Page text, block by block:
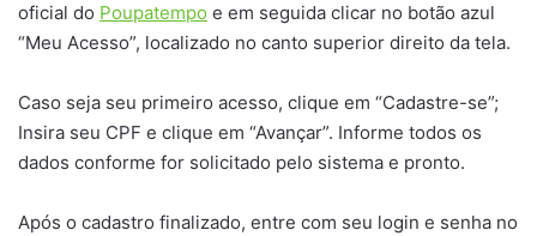
oficial do Poupatempo e em seguida clicar no botão azul
“Meu Acesso”, localizado no canto superior direito da tela.
Caso seja seu primeiro acesso, clique em “Cadastre-se”;
Insira seu CPF e clique em “Avançar”. Informe todos os
dados conforme for solicitado pelo sistema e pronto.
Após o cadastro finalizado, entre com seu login e senha no